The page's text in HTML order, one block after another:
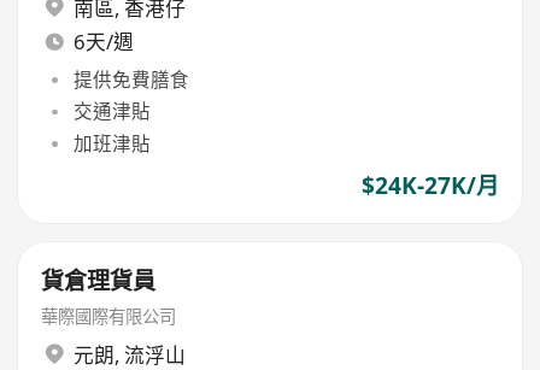
南區, 香港仔
6天/週
提供免費膳食
交通津貼
加班津貼
$24K-27K/月
貨倉理貨員
華際國際有限公司
元朗, 流浮山